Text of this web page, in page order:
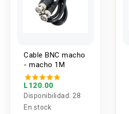
Cable BNC macho
- macho 1M
L120.00
Disponibilidad: 28
En stock